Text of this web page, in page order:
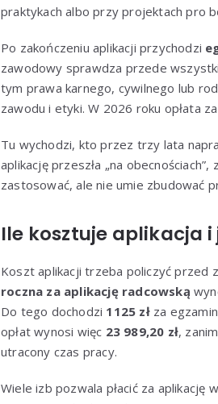
praktykach albo przy projektach pro
Po zakończeniu aplikacji przychodzi
zawodowy sprawdza przede
tym prawa karnego, cywilnego lub
zawodu i etyki. W 2026 roku opłata
Tu wychodzi, kto przez trzy lata
aplikację przeszła „na
zastosować, ale nie umie zbudować
Ile kosztuje aplikacja
Koszt aplikacji trzeba policzyć przed
roczna za aplikację radcowską
Do tego dochodzi 1125 złza
opłat wynosi więc 23 989,20 zł,
utracony czas pracy.
Wiele izb pozwala płacić za aplikację